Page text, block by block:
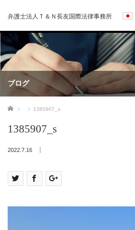
弁護士法人Ｔ＆Ｎ長友国際法律事務所
ブログ
ホーム 1385907_s
1385907_s
2022.7.16